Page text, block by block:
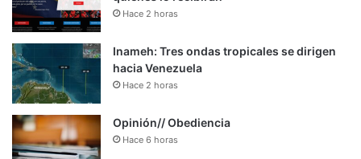
Hace 2 horas
Inameh: Tres ondas tropicales se dirigen
hacia Venezuela
Hace 2 horas
Opinión// Obediencia
Hace 6 horas